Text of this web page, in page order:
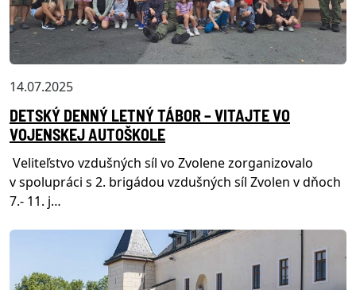
14.07.2025
DETSKÝ DENNÝ LETNÝ TÁBOR – VITAJTE VO
VOJENSKEJ AUTOŠKOLE
Veliteľstvo vzdušných síl vo Zvolene zorganizovalo
v spolupráci s 2. brigádou vzdušných síl Zvolen v dňoch
7.- 11. j…